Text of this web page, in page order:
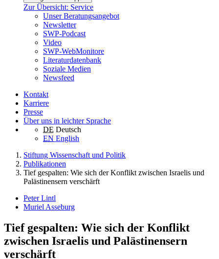
Zur Übersicht: Service
Unser Beratungsangebot
Newsletter
SWP-Podcast
Video
SWP-WebMonitore
Literaturdatenbank
Soziale Medien
Newsfeed
Kontakt
Karriere
Presse
Über uns in leichter Sprache
DE Deutsch
EN English
Stiftung Wissenschaft und Politik
Publikationen
Tief gespalten: Wie sich der Konflikt zwischen Israelis und
Palästinensern verschärft
Peter Lintl
Muriel Asseburg
Tief gespalten: Wie sich der Konflikt
zwischen Israelis und Palästinensern
verschärft